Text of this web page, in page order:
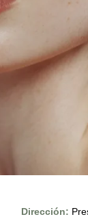
Dirección: